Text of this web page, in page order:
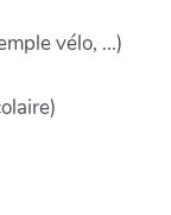
vélo, ...)